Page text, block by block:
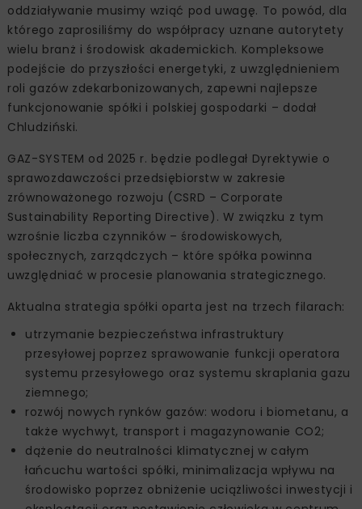
oddziaływanie musimy wziąć pod uwagę. To powód, dla
którego zaprosiliśmy do współpracy uznane autorytety
wielu branż i środowisk akademickich. Kompleksowe
podejście do przyszłości energetyki, z uwzględnieniem
roli gazów zdekarbonizowanych, zapewni najlepsze
funkcjonowanie spółki i polskiej gospodarki – dodał
Chludziński.
GAZ-SYSTEM od 2025 r. będzie podlegał Dyrektywie o
sprawozdawczości przedsiębiorstw w zakresie
zrównoważonego rozwoju (CSRD – Corporate
Sustainability Reporting Directive). W związku z tym
wzrośnie liczba czynników – środowiskowych,
społecznych, zarządczych – które spółka powinna
uwzględniać w procesie planowania strategicznego.
Aktualna strategia spółki oparta jest na trzech filarach:
utrzymanie bezpieczeństwa infrastruktury
przesyłowej poprzez sprawowanie funkcji operatora
systemu przesyłowego oraz systemu skraplania gazu
ziemnego;
rozwój nowych rynków gazów: wodoru i biometanu, a
także wychwyt, transport i magazynowanie CO2;
dążenie do neutralności klimatycznej w całym
łańcuchu wartości spółki, minimalizacja wpływu na
środowisko poprzez obniżenie uciążliwości inwestycji i